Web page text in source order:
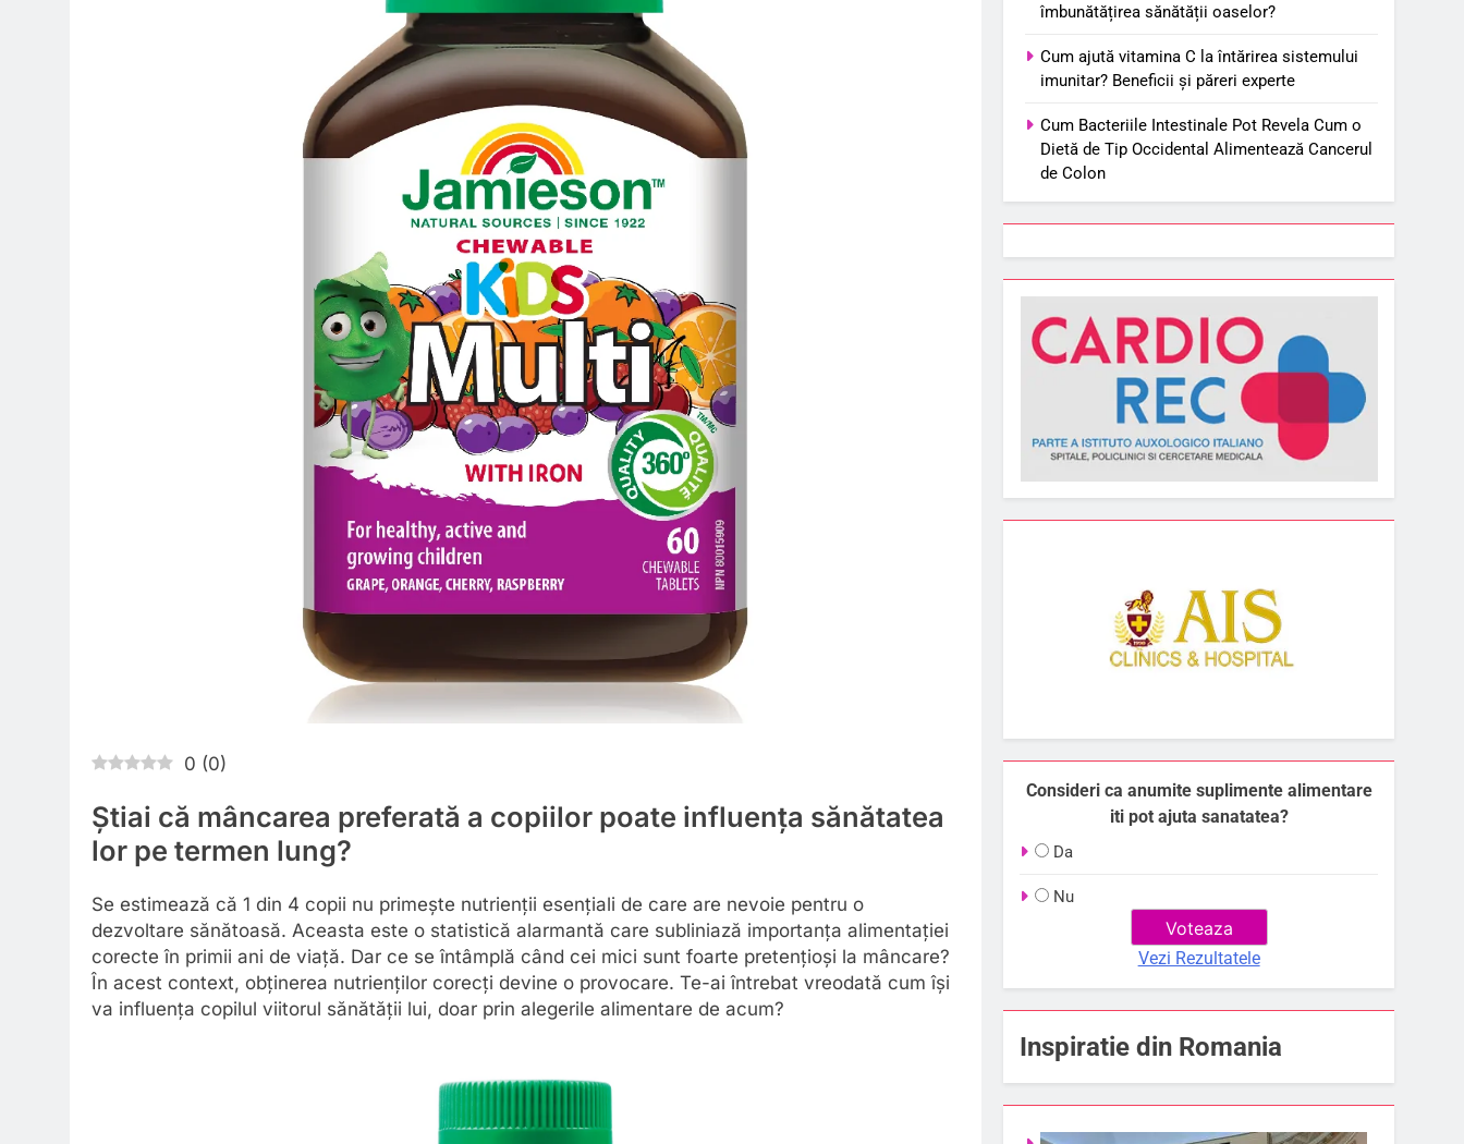
0 (0)
Știai că mâncarea preferată a copiilor poate influența sănătatea
lor pe termen lung?
Se estimează că 1 din 4 copii nu primește nutrienții esențiali de care are nevoie pentru o
dezvoltare sănătoasă. Aceasta este o statistică alarmantă care subliniază importanța alimentației
corecte în primii ani de viață. Dar ce se întâmplă când cei mici sunt foarte pretențioși la mâncare?
În acest context, obținerea nutrienților corecți devine o provocare. Te-ai întrebat vreodată cum își
va influența copilul viitorul sănătății lui, doar prin alegerile alimentare de acum?
îmbunătățirea sănătății oaselor?
Cum ajută vitamina C la întărirea sistemului
imunitar? Beneficii și păreri experte
Cum Bacteriile Intestinale Pot Revela Cum o
Dietă de Tip Occidental Alimentează Cancerul
de Colon
Consideri ca anumite suplimente alimentare
iti pot ajuta sanatatea?
Da
Nu
Vezi Rezultatele
Inspiratie din Romania